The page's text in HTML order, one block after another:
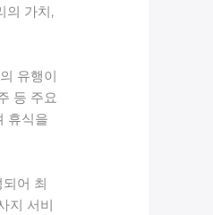
의 가치,
유행이
등 주요
휴식을
어 최
지 서비